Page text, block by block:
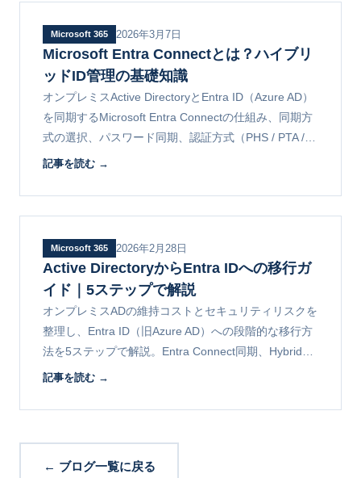
Microsoft 365 2026年3月7日
Microsoft Entra Connectとは？ハイブリ
ッドID管理の基礎知識
オンプレミスActive DirectoryとEntra ID（Azure AD）
を同期するMicrosoft Entra Connectの仕組み、同期方
式の選択、パスワード同期、認証方式（PHS / PTA /
フェデレーション）の違いを解説します。
記事を読む →
Microsoft 365 2026年2月28日
Active DirectoryからEntra IDへの移行ガ
イド｜5ステップで解説
オンプレミスADの維持コストとセキュリティリスクを
整理し、Entra ID（旧Azure AD）への段階的な移行方
法を5ステップで解説。Entra Connect同期、Hybrid
Join、Entra Join、GPOからIntuneへの移行まで網羅
記事を読む →
← ブログ一覧に戻る